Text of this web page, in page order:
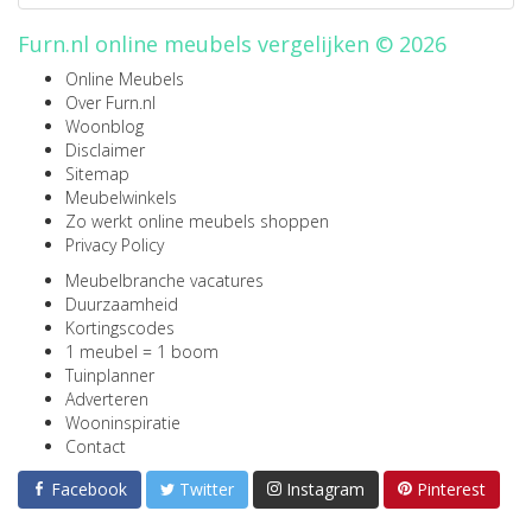
Furn.nl online meubels vergelijken © 2026
Online Meubels
Over Furn.nl
Woonblog
Disclaimer
Sitemap
Meubelwinkels
Zo werkt online meubels shoppen
Privacy Policy
Meubelbranche vacatures
Duurzaamheid
Kortingscodes
1 meubel = 1 boom
Tuinplanner
Adverteren
Wooninspiratie
Contact
Facebook
Twitter Instagram Pinterest